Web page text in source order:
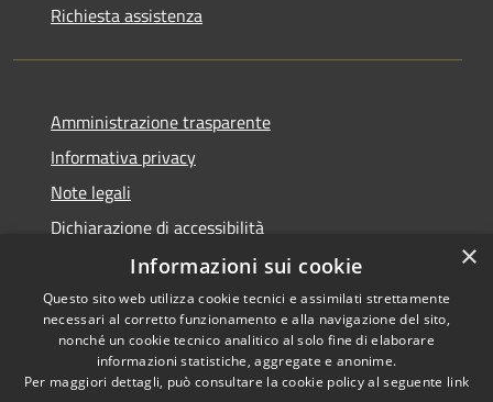
Richiesta assistenza
Amministrazione trasparente
Informativa privacy
Note legali
Dichiarazione di accessibilità
Accessibilità
Privacy
Copyright © 2026 • Comune di
Venegono Superiore • Powered
byMunicipium•Accesso
×
Informazioni sui cookie
Questo sito web utilizza cookie tecnici e assimilati strettamente
necessari al corretto funzionamento e alla navigazione del sito,
nonché un cookie tecnico analitico al solo fine di elaborare
informazioni statistiche, aggregate e anonime.
Per maggiori dettagli, può consultare la cookie policy al seguente link